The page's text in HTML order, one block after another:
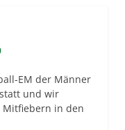
EM der Männer
und wir
Mitfiebern in den